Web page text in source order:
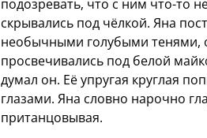
подозревать, что с ним что-то
скрывались под чёлкой. Яна
необычными голубыми тенями,
просвечивались под белой
думал он. Её упругая круглая
глазами. Яна словно нарочно
пританцовывая.